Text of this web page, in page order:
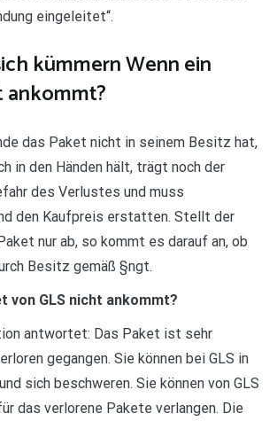
eingeleitet“.
kümmern Wenn ein
das Paket nicht in seinem Besitz hat,
in den Händen hält, trägt noch der
des Verlustes und muss
den Kaufpreis erstatten. Stellt der
nur ab, so kommt es darauf an, ob
Besitz gemäß §ngt.
von GLS nicht ankommt?
antwortet: Das Paket ist sehr
gegangen. Sie können bei GLS in
sich beschweren. Sie können von GLS
das verlorene Pakete verlangen. Die